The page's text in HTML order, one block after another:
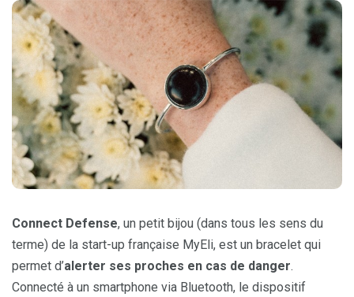
Connect Defense, un petit bijou (dans tous les sens du
terme) de la start-up française MyEli, est un bracelet qui
permet d’alerter ses proches en cas de danger.
Connecté à un smartphone via Bluetooth, le dispositif